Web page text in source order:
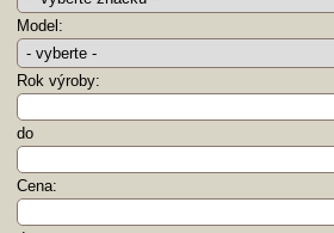
Model:
Rok výroby:
do
Cena: